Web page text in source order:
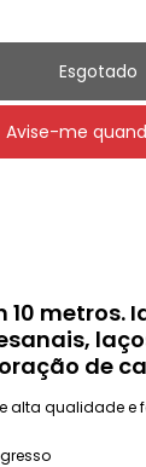
Avise-me
10 metros.
de
alta qualidade e